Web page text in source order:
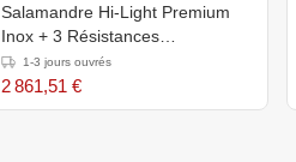
Salamandre Hi-Light Premium
Inox + 3 Résistances
Chauffantes - 4,5kW -
585x600x515(h)mm
1-3 jours ouvrés
2 861,51 €